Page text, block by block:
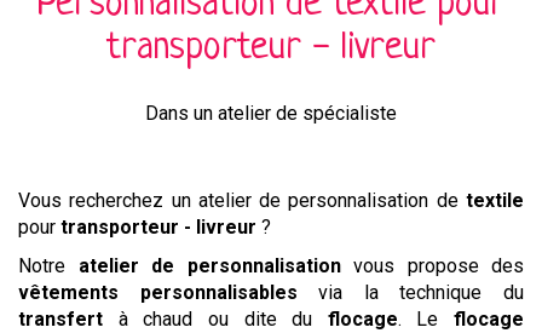
transporteur - livreur
Dans un atelier de spécialiste
Vous recherchez un atelier de personnalisation de textile
pour transporteur - livreur ?
Notre atelier de personnalisationvous propose des
vêtements
personnalisablesvia la technique du
transfert à chaud ou dite du flocage. Le flocage